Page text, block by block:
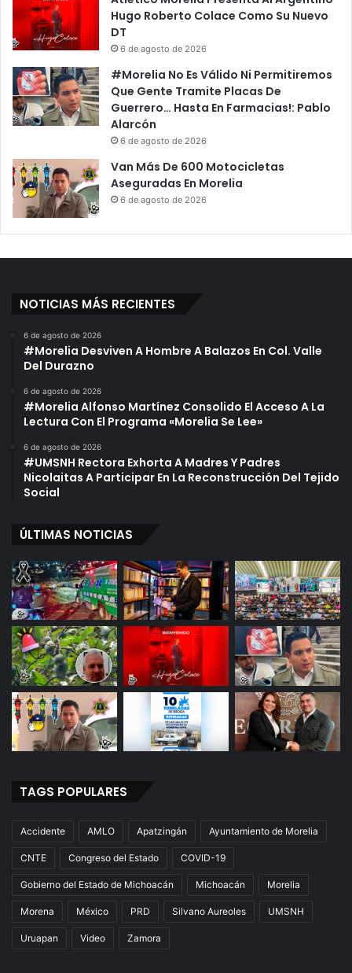
Hugo Roberto Colace Como Su Nuevo
DT
6 de agosto de 2026
#Morelia No Es Válido Ni Permitiremos
Que Gente Tramite Placas De
Guerrero… Hasta En Farmacias!: Pablo
Alarcón
6 de agosto de 2026
Van Más De 600 Motocicletas
Aseguradas En Morelia
6 de agosto de 2026
NOTICIAS MÁS RECIENTES
6 de agosto de 2026
#Morelia Desviven A Hombre A Balazos En Col. Valle
Del Durazno
6 de agosto de 2026
#Morelia Alfonso Martínez Consolido El Acceso A La
Lectura Con El Programa «Morelia Se Lee»
6 de agosto de 2026
#UMSNH Rectora Exhorta A Madres Y Padres
Nicolaitas A Participar En La Reconstrucción Del Tejido
Social
ÚLTIMAS NOTICIAS
TAGS POPULARES
Accidente AMLO Apatzingán Ayuntamiento de Morelia
CNTE Congreso del Estado COVID-19
Gobierno del Estado de Michoacán Michoacán Morelia
Morena México PRD Silvano Aureoles UMSNH
Uruapan Video Zamora